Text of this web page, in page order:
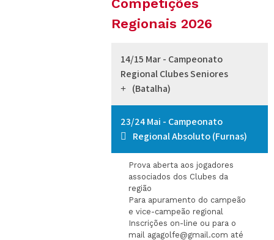
Competições
Regionais 2026
14/15 Mar - Campeonato
Regional Clubes Seniores
(Batalha)
23/24 Mai - Campeonato
Regional Absoluto (Furnas)
Prova aberta aos jogadores
associados dos Clubes da
região
Para apuramento do campeão
e vice-campeão regional
Inscrições on-line ou para o
mail agagolfe@gmail.com até